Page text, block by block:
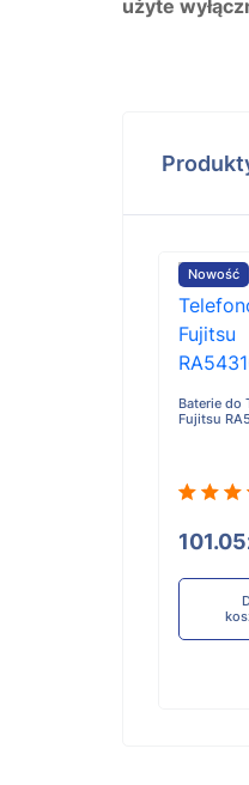
użyte
Nowość
Baterie do
Fujitsu